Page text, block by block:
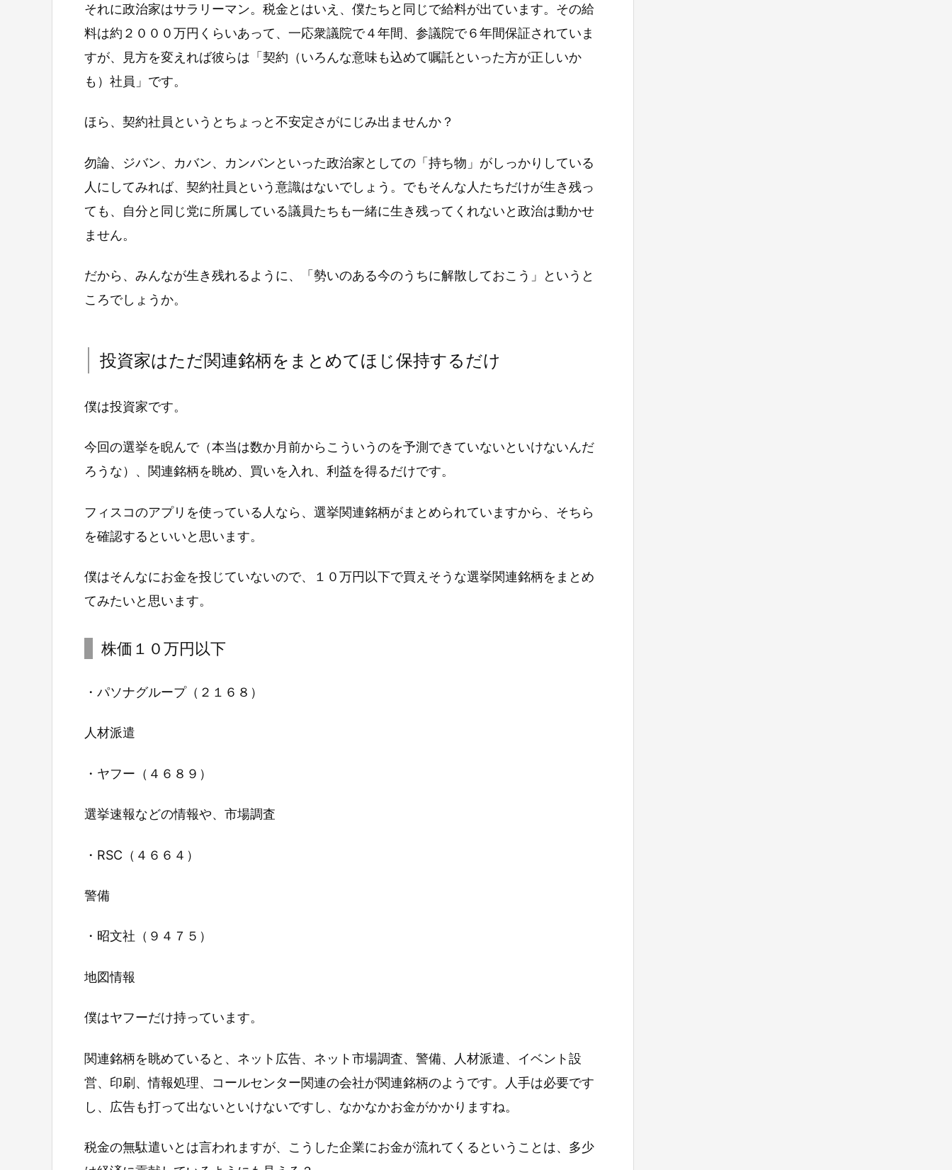
それに政治家はサラリーマン。税金とはいえ、僕たちと同じで給料が出ています。その給
料は約２０００万円くらいあって、一応衆議院で４年間、参議院で６年間保証されていま
すが、見方を変えれば彼らは「契約（いろんな意味も込めて嘱託といった方が正しいか
も）社員」です。
ほら、契約社員というとちょっと不安定さがにじみ出ませんか？
勿論、ジバン、カバン、カンバンといった政治家としての「持ち物」がしっかりしている
人にしてみれば、契約社員という意識はないでしょう。でもそんな人たちだけが生き残っ
ても、自分と同じ党に所属している議員たちも一緒に生き残ってくれないと政治は動かせ
ません。
だから、みんなが生き残れるように、「勢いのある今のうちに解散しておこう」というと
ころでしょうか。
投資家はただ関連銘柄をまとめてほじ保持するだけ
僕は投資家です。
今回の選挙を睨んで（本当は数か月前からこういうのを予測できていないといけないんだ
ろうな）、関連銘柄を眺め、買いを入れ、利益を得るだけです。
フィスコのアプリを使っている人なら、選挙関連銘柄がまとめられていますから、そちら
を確認するといいと思います。
僕はそんなにお金を投じていないので、１０万円以下で買えそうな選挙関連銘柄をまとめ
てみたいと思います。
株価１０万円以下
・パソナグループ（２１６８）
人材派遣
・ヤフー（４６８９）
選挙速報などの情報や、市場調査
・RSC（４６６４）
警備
・昭文社（９４７５）
地図情報
僕はヤフーだけ持っています。
関連銘柄を眺めていると、ネット広告、ネット市場調査、警備、人材派遣、イベント設
営、印刷、情報処理、コールセンター関連の会社が関連銘柄のようです。人手は必要です
し、広告も打って出ないといけないですし、なかなかお金がかかりますね。
税金の無駄遣いとは言われますが、こうした企業にお金が流れてくるということは、多少